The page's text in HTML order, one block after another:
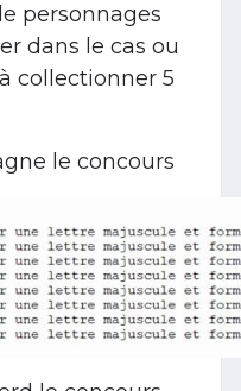
personnages
dans le cas ou
collectionner 5
le concours